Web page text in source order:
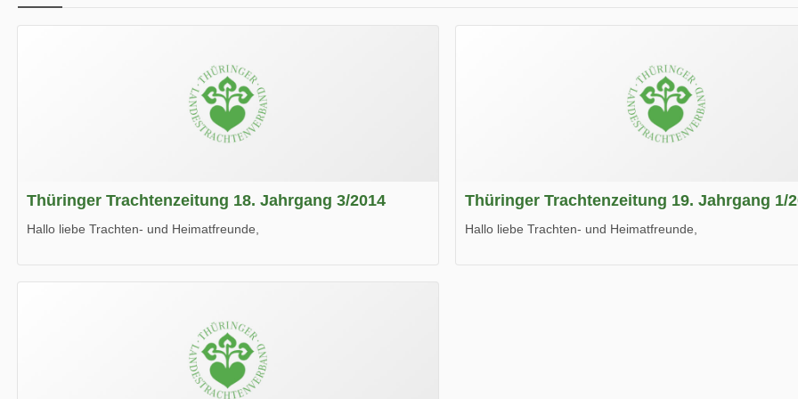
Thüringer Trachtenzeitung 18. Jahrgang 3/2014
Hallo liebe Trachten- und Heimatfreunde,
Wir wünschen Euch viel Spaß beim Lesen.
Thüringer Trachtenzeitung 19. Jahrgang 1/
Hallo liebe Trachten- und Heimatfreunde,